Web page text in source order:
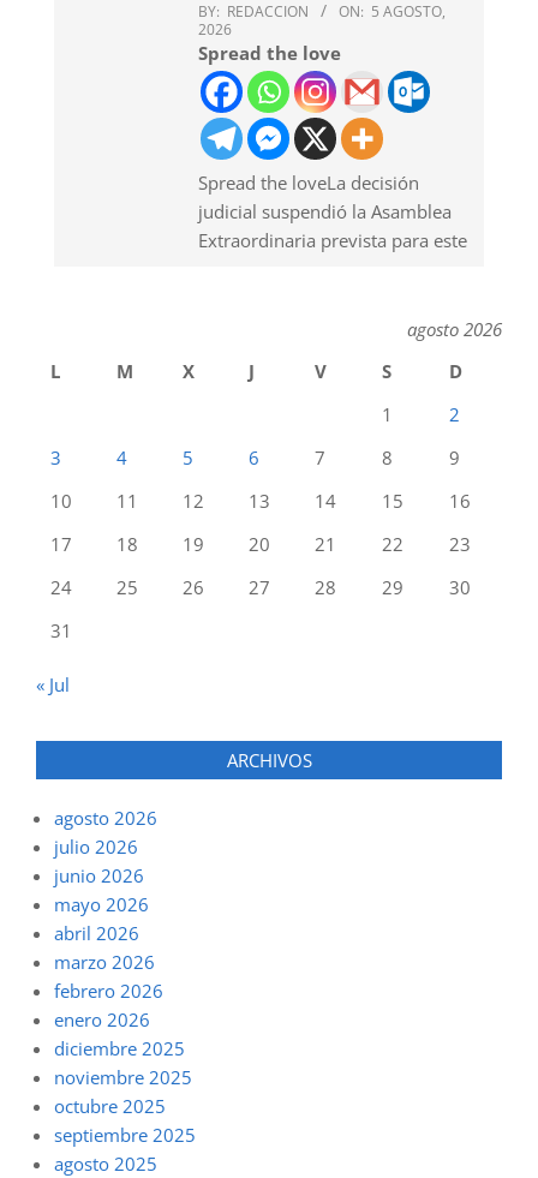
BY: REDACCION ON: 5 AGOSTO,
2026
Spread the love
Spread the loveLa decisión
judicial suspendió la Asamblea
Extraordinaria prevista para este
agosto 2026
L
M X J V S
D
1
2
3
4 5 6 7 8
9
10
11 12 13 14 15
16
17
18 19 20 21 22
23
24
25 26 27 28 29
30
31
« Jul
ARCHIVOS
agosto 2026
julio 2026
junio 2026
mayo 2026
abril 2026
marzo 2026
febrero 2026
enero 2026
diciembre 2025
noviembre 2025
octubre 2025
septiembre 2025
agosto 2025